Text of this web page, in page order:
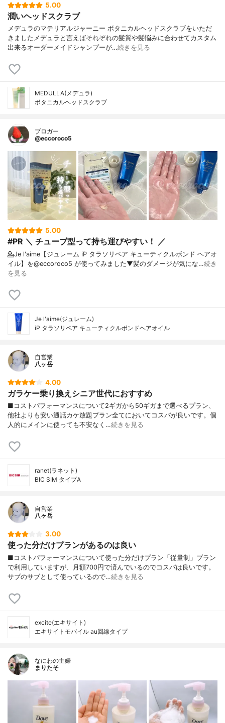
5.00
潤いヘッドスクラブ
メデュラのマテリアルジャーニー ボタニカルヘッドスクラブをいただ
きましたメデュラと言えばそれぞれの髪質や髪悩みに合わせてカスタム
出来るオーダーメイドシャンプーが…続きを見る
MEDULLA(メデュラ)
ボタニカルヘッドスクラブ
ブロガー
@eccoroco5
5.00
#PR ＼ チューブ型って持ち運びやすい！ ／
💁Je l'aime【ジュレーム iP タラソリペア キューティクルボンド ヘアオ
イル】を@eccoroco5 が使ってみました⁡⁡⁡⁡▼⁡髪のダメージが気にな…続き
を見る
Je l'aime(ジュレーム)
iP タラソリペア キューティクルボンドヘアオイル
自営業
八ヶ岳
4.00
ガラケー乗り換えシニア世代におすすめ
■コストパフォーマンスについて2ギガから50ギガまで選べるプラン、
他社よりも安い通話カケ放題プラン全てにおいてコスパが良いです。個
人的にメインに使っても不安なく…続きを見る
ranet(ラネット)
BIC SIM タイプA
自営業
八ヶ岳
3.00
使った分だけプランがあるのは良い
■コストパフォーマンスについて使った分だけプラン「従量制」プラン
で利用していますが、月額700円で済んでいるのでコスパは良いです。
サブのサブとして使っているので…続きを見る
excite(エキサイト)
エキサイトモバイル au回線タイプ
なにわの主婦
まりたそ